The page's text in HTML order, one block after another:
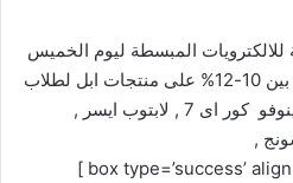
المبسطة ليوم الخميس
10 سبتمبر 2014 تخفيضات ما بين 10-12% على منتجات ابل لطلاب
الجامعات والاساتذة , لابتوب لينوفو كور اى 7 , لابتوب ايسر ,
,
[box type=’success’ align=’aligncenter’ width=’500′ ]